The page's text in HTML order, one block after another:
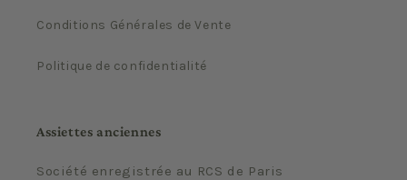
Conditions Générales de Vente
Politique de confidentialité
Assiettes anciennes
Société enregistrée au RCS de Paris